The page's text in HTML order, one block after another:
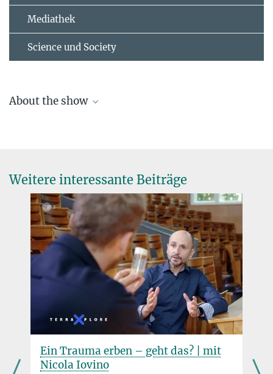
Mediathek
Science und Society
About the show
42 - Die Antwort auf fast alles
Die originelle Wissensserie, erzählt von Nora Tschirner, Jördis
Triebel und Sibel Kekilli, stellt Fragen nach dem Leben und dem
Universum. Wie geht Zeitreisen? Können Tiere Schönheit
empfinden? Und retten Städte die Welt? Mit einer Portion
Augenzwinkern sucht 42 nach Lösungen, wo immer dies möglich
Weitere interessante Beiträge
Ein Trauma erben – geht das? | mit
Nicola Iovino